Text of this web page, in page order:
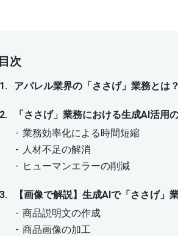
目次
アパレル業界の「ささげ」業務とは？
「ささげ」業務における生成AI活用
業務効率化による時間短縮
人材不足の解消
ヒューマンエラーの削減
【画像で解説】生成AIで「ささげ」
商品説明文の作成
商品画像の加工